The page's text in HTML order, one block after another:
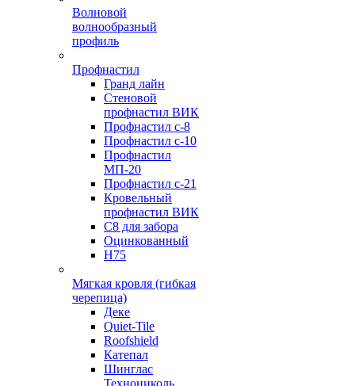
Волновой
волнообразный
профиль
Профнастил
Гранд лайн
Стеновой
профнастил ВИК
Профнастил с-8
Профнастил с-10
Профнастил
МП-20
Профнастил с-21
Кровельный
профнастил ВИК
С8 для забора
Оцинкованный
Н75
Мягкая кровля (гибкая
черепица)
Деке
Quiet-Tile
Roofshield
Катепал
Шинглас
Технониколь